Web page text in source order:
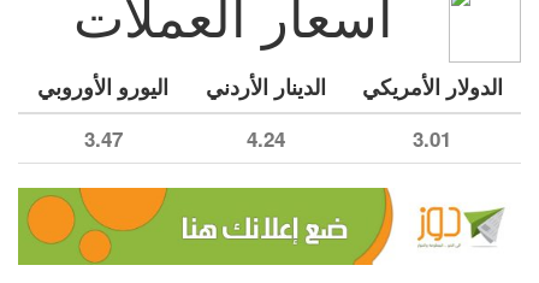
الدولار الأمريكي الدينار الأردني اليورو الأوروبي
3.01
4.24
3.47